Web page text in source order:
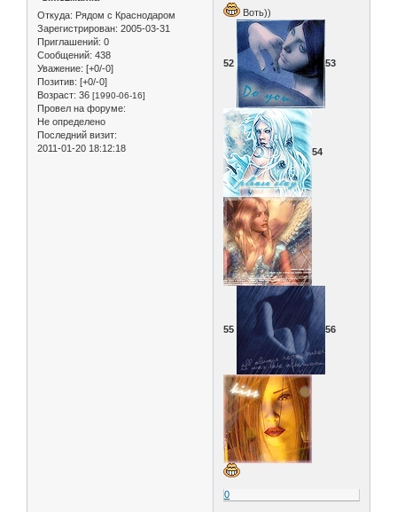
Откуда: Рядом с Краснодаром
Зарегистрирован: 2005-03-31
Приглашений: 0
Сообщений: 438
Уважение: [+0/-0]
Позитив: [+0/-0]
Возраст: 36 [1990-06-16]
Провел на форуме:
Не определено
Последний визит:
2011-01-20 18:12:18
Воть))
52 53
54
55 56
0